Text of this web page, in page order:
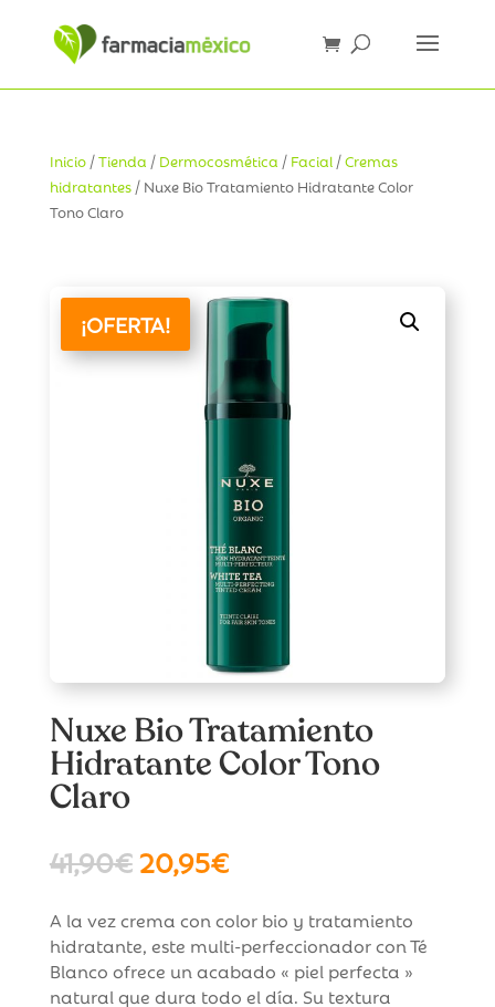
Inicio/Tienda / Dermocosmética / Facial/Cremas
hidratantes/ Nuxe Bio Tratamiento Hidratante Color
Tono Claro
¡OFERTA!
Nuxe Bio Tratamiento
Hidratante Color Tono
Claro
41,90€El
precio
original
era:
41,90€.
20,95€El
precio
actual
es:
20,95€.
A la vez crema con color bio y tratamiento
hidratante, este multi-perfeccionador con Té
Blanco ofrece un acabado « piel perfecta »
natural que dura todo el día. Su textura